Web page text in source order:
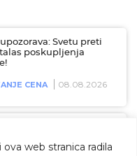
web stranica radila
upozorava: Svetu preti
poskupljenja
CENA 08.08.2026
tona pšenice za dan!